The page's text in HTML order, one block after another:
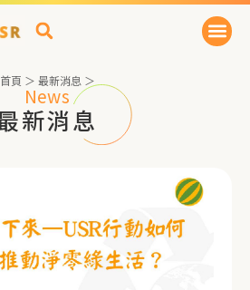
News
新消息
首頁 ＞ 最新消息 ＞